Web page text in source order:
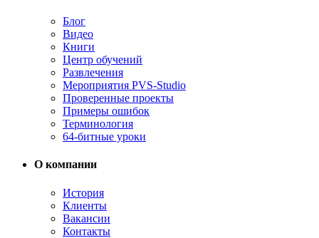
Блог
Видео
Книги
Центр обучений
Развлечения
Мероприятия PVS-Studio
Проверенные проекты
Примеры ошибок
Терминология
64-битные уроки
О компании
История
Клиенты
Вакансии
Контакты